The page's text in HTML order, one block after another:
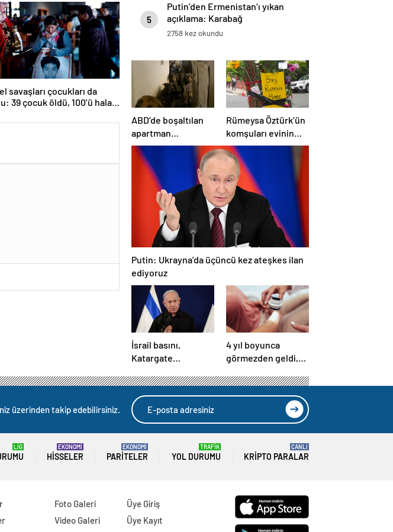
savaşları çocukları da
39 çocuk öldü, 100’ü hala
5
Putin’den Ermenistan’ı yıkan
açıklama: Karabağ
Azerbaycan’ın ayrılmaz bir
2758 kez okundu
ABD’de boşaltılan
apartman
dairesinden 48
köpek çıktı
Rümeysa Öztürk’ün
komşuları evinin
önünü çiçek
bahçesine çevirdi
Putin: Ukrayna’da üçüncü kez ateşkes ilan
ediyoruz
İsrail basını,
Katargate
rotasını paylaştı
4 yıl boyunca
görmezden geldi,
işareti kolundaymış
üzerinden takip edebilirsiniz.
LİG
HISSELER
EKONOMİ
PARITELER
EKONOMİ
YOL DURUMU
TRAFİK
KRIPTO PARALAR
CANLI
Foto Galeri
Video Galeri
Üye Giriş
Üye Kayıt